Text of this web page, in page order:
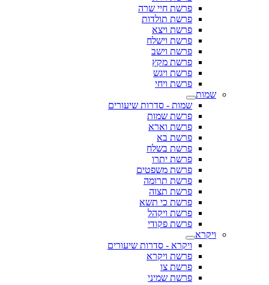
פרשת חיי שרה
פרשת תולדות
פרשת ויצא
פרשת וישלח
פרשת וישב
פרשת מקץ
פרשת ויגש
פרשת ויחי
שמות
שמות - סדרות שיעורים
פרשת שמות
פרשת וארא
פרשת בא
פרשת בשלח
פרשת יתרו
פרשת משפטים
פרשת תרומה
פרשת תצוה
פרשת כי תשא
פרשת ויקהל
פרשת פקודי
ויקרא
ויקרא - סדרות שיעורים
פרשת ויקרא
פרשת צו
פרשת שמיני